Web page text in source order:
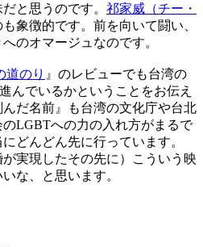
と思うのです。 祁家威（チー・
象徴的です。前を向いて闘い、
のオマージュなのです。
道のり 』のレビューでも台湾の
んでいるかということをお伝え
だ名前』も台湾の文化庁や台北
LGBTへの力の入れ方がまるで
どんどん先に行っています。
実現したその先に）こういう映
な、と思います。